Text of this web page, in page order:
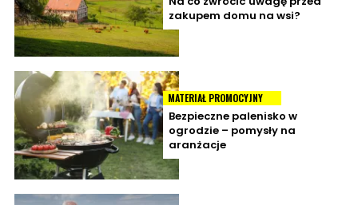
zakupem domu na wsi?
MATERIAŁ PROMOCYJNY
Bezpieczne palenisko w
ogrodzie – pomysły na
aranżacje